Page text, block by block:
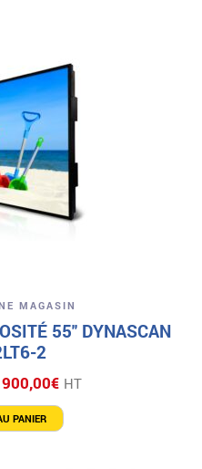
MAGASIN
55″ DYNASCAN
2
€Le
prix
actuel
HT
PANIER